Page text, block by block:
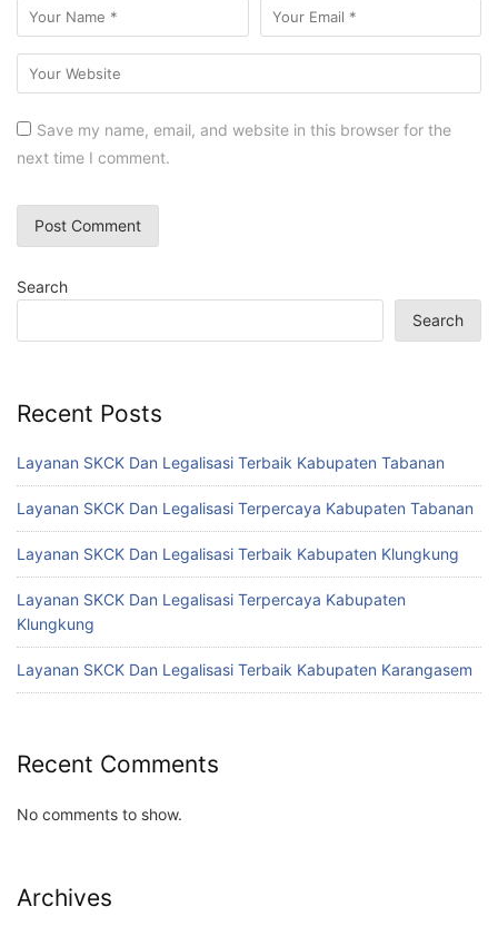
Save my name, email, and website in this browser for the
next time I comment.
Search
Search
Recent Posts
Layanan SKCK Dan Legalisasi Terbaik Kabupaten Tabanan
Layanan SKCK Dan Legalisasi Terpercaya Kabupaten Tabanan
Layanan SKCK Dan Legalisasi Terbaik Kabupaten Klungkung
Layanan SKCK Dan Legalisasi Terpercaya Kabupaten
Klungkung
Layanan SKCK Dan Legalisasi Terbaik Kabupaten Karangasem
Recent Comments
No comments to show.
Archives